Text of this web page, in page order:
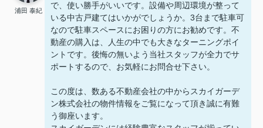
浦田 泰紀
で、使い勝手がいいです。設備や周辺環境が整って
いる中古戸建てはいかがでしょうか。3台まで駐車可
なので駐車スペースにお困りの方にお勧めです。不
動産の購入は、人生の中でも大きなターニングポイ
ントです。後悔の無いよう当社スタッフが全力でサ
ポートするので、お気軽にお問合せ下さい。
この度は、数ある不動産会社の中からスカイガーデ
ン株式会社の物件情報をご覧になって頂き誠に有難
う御座います。